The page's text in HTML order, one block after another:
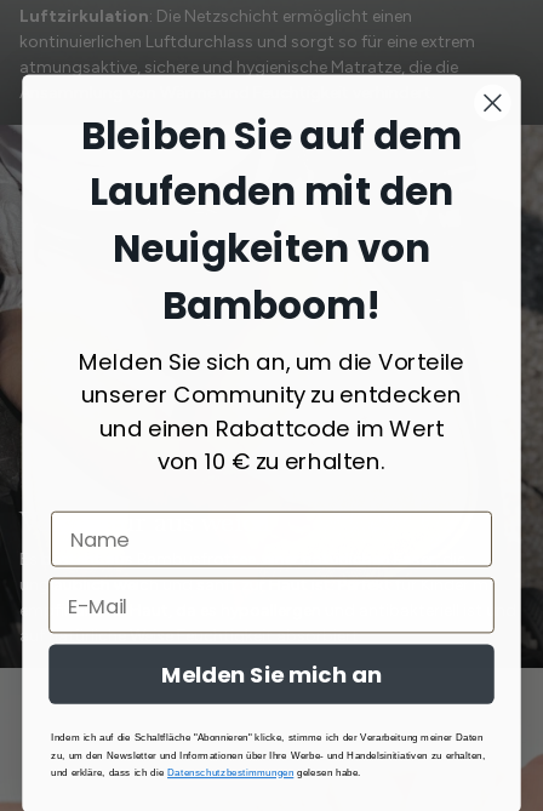
Luftzirkulation: Die Netzschicht ermöglicht einen
kontinuierlichen Luftdurchlass und sorgt so für eine extrem
atmungsaktive, sichere und hygienische Matratze, die die
Ansammlung von Wärme und Feuchtigkeit verhindert.
Von Natur aus weich
Es besteht aus Bambusfrottee, einer natürlichen Faser, die
unglaublich weich und sanft zur Haut ist. Perfekt für Kinder mit
empfindlicher Haut, da es hypoallergen und antibakteriell ist und
auf natürliche Weise Feuchtigkeit absorbiert.
Bleiben Sie auf dem
Laufenden mit den
Neuigkeiten von
Bamboom!
Melden Sie sich an, um die Vorteile
unserer Community zu entdecken
und einen Rabattcode im Wert
von 10 € zu erhalten.
Melden Sie mich an
Indem ich auf die Schaltfläche "Abonnieren" klicke, stimme ich der Verarbeitung meiner Daten
zu, um den Newsletter und Informationen über Ihre Werbe- und Handelsinitiativen zu erhalten,
und erkläre, dass ich die Datenschutzbestimmungen gelesen habe.